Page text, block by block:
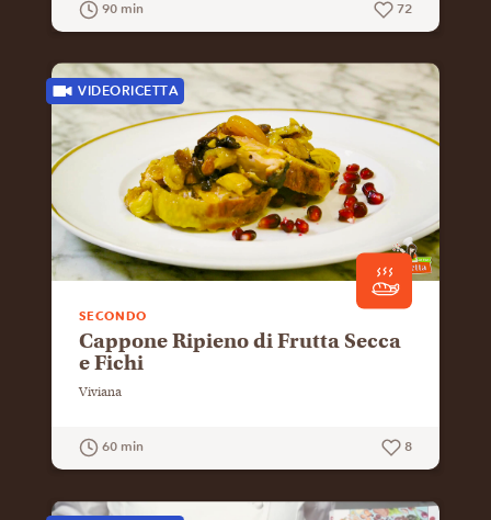
90 min 72
VIDEORICETTA
SECONDO
Cappone Ripieno di Frutta Secca
e Fichi
Viviana
60 min 8